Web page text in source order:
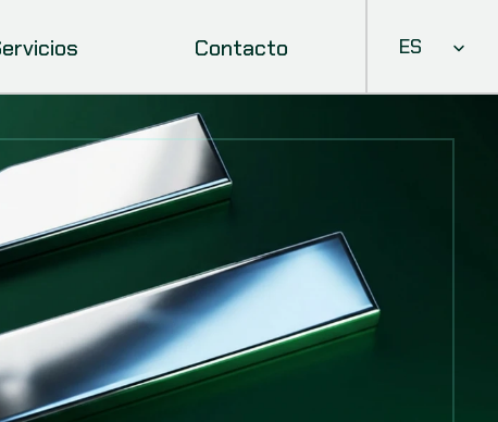
Contacto Select
ES